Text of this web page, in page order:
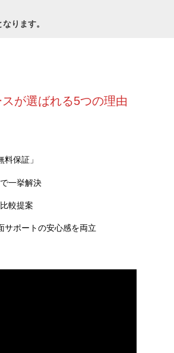
ります。
が選ばれる5つの理由
保証」
一挙解決
較提案
サポートの安心感を両立